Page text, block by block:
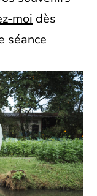
moi dès
séance